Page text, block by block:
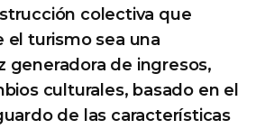
colectiva que
el turismo sea una
generadora de ingresos,
culturales, basado en el
de las características